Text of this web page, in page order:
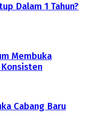
Dalam 1 Tahun?
Membuka
Cabang Baru